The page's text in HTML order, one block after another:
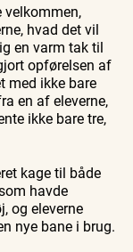
velkommen,
hvad det vil
en varm tak til
opførelsen af
med ikke bare
en af eleverne,
ikke bare tre,
kage til både
havde
og eleverne
nye bane i brug.